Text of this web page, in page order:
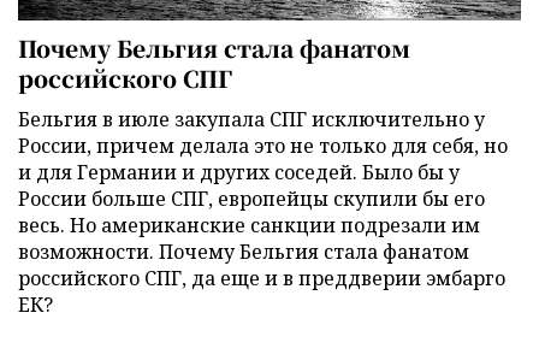
Почему Бельгия стала фанатом
российского СПГ
Бельгия в июле закупала СПГ исключительно у
России, причем делала это не только для себя, но
и для Германии и других соседей. Было бы у
России больше СПГ, европейцы скупили бы его
весь. Но американские санкции подрезали им
возможности. Почему Бельгия стала фанатом
российского СПГ, да еще и в преддверии эмбарго
ЕК?